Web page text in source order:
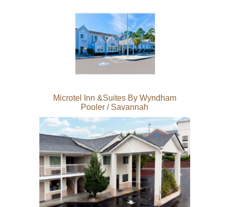
Microtel Inn &Suites By Wyndham
Pooler / Savannah